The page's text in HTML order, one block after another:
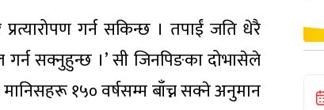
गर्न सकिन्छ । तपाईं जति धेरै
सक्नुहुन्छ ।’ सी जिनपिङका दोभासेले
१५० वर्षसम्म बाँच्न सक्ने अनुमान